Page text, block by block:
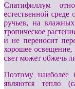
Спатифиллум
естественной среде
ручьев, на
тропическое
и не переносит
хорошее
свет может обжечь
Поэтому наиболее
являются тепло